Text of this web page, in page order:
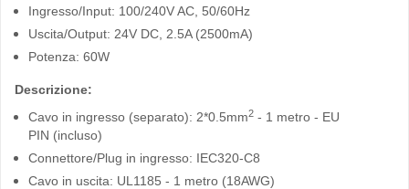
Ingresso/Input: 100/240V AC, 50/60Hz
Uscita/Output: 24V DC, 2.5A (2500mA)
Potenza: 60W
Descrizione:
Cavo in ingresso (separato): 2*0.5mm2 - 1 metro - EU
PIN (incluso)
Connettore/Plug in ingresso: IEC320-C8
Cavo in uscita: UL1185 - 1 metro (18AWG)